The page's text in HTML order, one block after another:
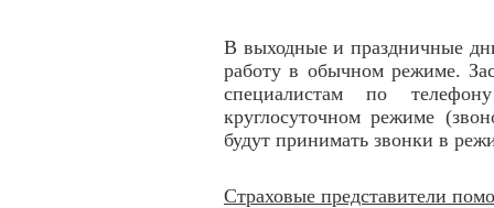
В выходные и праздничные
работу в обычном режиме.
специалистам по
круглосуточном режиме
будут принимать звонки в
Страховые представители